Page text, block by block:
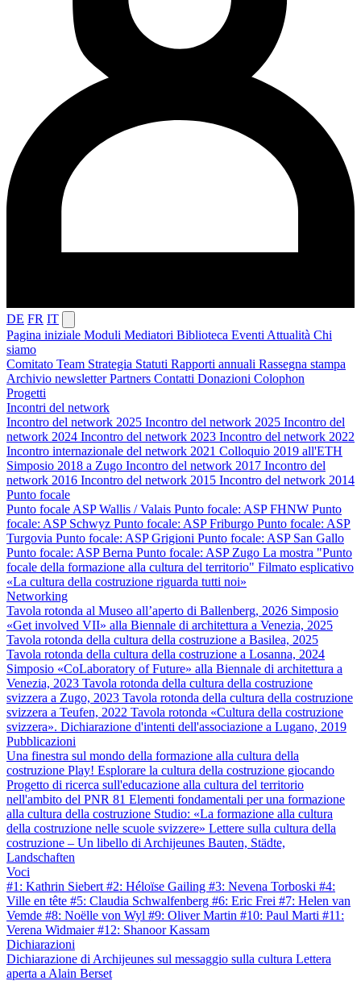
DE FR IT
Pagina iniziale Moduli Mediatori Biblioteca Eventi Attualità Chi
siamo
Comitato Team Strategia Statuti Rapporti annuali Rassegna stampa
Archivio newsletterPartners Contatti Donazioni Colophon
Progetti
Incontri del network
Incontro del network 2025 Incontro del network 2025 Incontro del
network 2024 Incontro del network 2023 Incontro del network 2022
Incontro internazionale del network 2021 Colloquio 2019 all'ETH
Simposio 2018 a Zugo Incontro del network 2017 Incontro del
network 2016 Incontro del network 2015 Incontro del network 2014
Punto focale
Punto focale ASP Wallis / Valais Punto focale: ASP FHNW Punto
focale: ASP Schwyz Punto focale: ASP Friburgo Punto focale: ASP
Turgovia Punto focale: ASP Grigioni Punto focale: ASP San Gallo
Punto focale: ASP Berna Punto focale: ASP Zugo La mostra "Punto
focale della formazione alla cultura del territorio" Filmato esplicativo
«La cultura della costruzione riguarda tutti noi»
Networking
Tavola rotonda al Museo all’aperto di Ballenberg, 2026 Simposio
«Get involved VII» alla Biennale di architettura a Venezia, 2025
Tavola rotonda della cultura della costruzione a Basilea, 2025
Tavola rotonda della cultura della costruzione a Losanna, 2024
Simposio «CoLaboratory of Future» alla Biennale di architettura a
Venezia, 2023 Tavola rotonda della cultura della costruzione
svizzera a Zugo, 2023 Tavola rotonda della cultura della costruzione
svizzera a Teufen, 2022 Tavola rotonda «Cultura della costruzione
svizzera». Dichiarazione d'intenti dell'associazione a Lugano, 2019
Pubblicazioni
Una finestra sul mondo della formazione alla cultura della
costruzione Play! Esplorare la cultura della costruzione giocando
Progetto di ricerca sull'educazione alla cultura del territorio
nell'ambito del PNR 81 Elementi fondamentali per una formazione
alla cultura della costruzione Studio: «La formazione alla cultura
della costruzione nelle scuole svizzere» Lettere sulla cultura della
costruzione – Un libello di Archijeunes Bauten, Städte,
Landschaften
Voci
#1: Kathrin Siebert #2: Héloïse Gailing #3: Nevena Torboski #4:
Ville en tête #5: Claudia Schwalfenberg #6: Eric Frei #7: Helen van
Vemde #8: Noëlle von Wyl #9: Oliver Martin #10: Paul Marti #11:
Verena Widmaier#12: Shanoor Kassam
Dichiarazioni
Dichiarazione di Archijeunes sul messaggio sulla cultura Lettera
aperta a Alain Berset